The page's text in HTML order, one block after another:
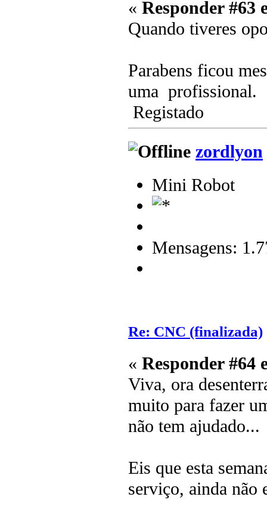
« Responder #63
Quando tiveres
Parabens ficou
uma profissional.
Registado
zordlyon
Mini Robot
Mensagens:
Re: CNC (finalizada)
« Responder #64
Viva, ora
muito para fazer
não tem ajudado...
Eis que esta
serviço, ainda não